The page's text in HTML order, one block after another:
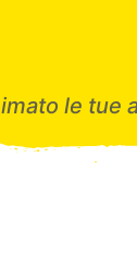
le tue